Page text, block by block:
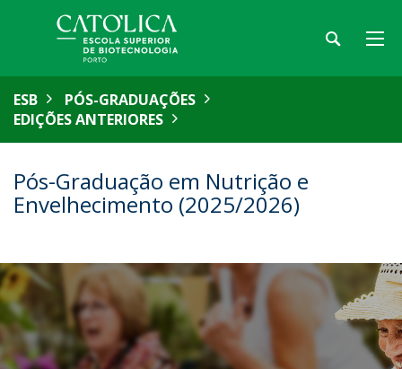
ESB
PÓS-GRADUAÇÕES
EDIÇÕES ANTERIORES
Pós-Graduação em Nutrição e
Envelhecimento (2025/2026)